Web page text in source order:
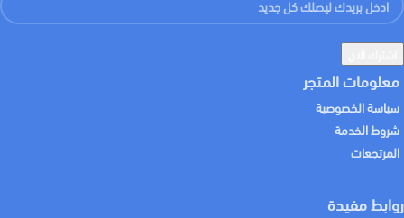
معلومات المتجر
سياسة الخصوصية
شروط الخدمة
المرتجعات
روابط مفيدة